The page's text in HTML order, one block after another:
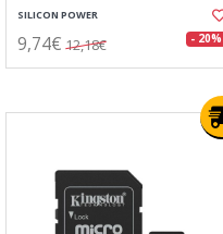
SILICON POWER
9,74€ 12,18€ - 20%